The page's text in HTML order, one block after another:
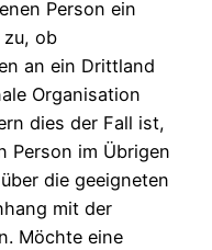
Person ein
ob
an ein Drittland
Organisation
dies der Fall ist,
Person im Übrigen
die geeigneten
mit der
Möchte eine